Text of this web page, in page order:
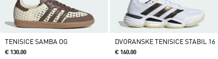
TENISICE SAMBA OG
€ 130.00
DVORANSKE TENISICE STABIL 16
€ 160.00